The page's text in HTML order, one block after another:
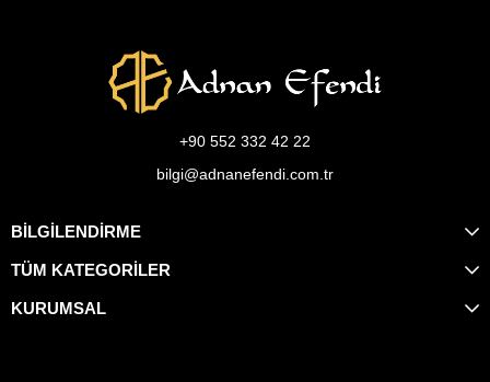
+90 552 332 42 22
bilgi@adnanefendi.com.tr
BİLGİLENDİRME
TÜM KATEGORİLER
KURUMSAL